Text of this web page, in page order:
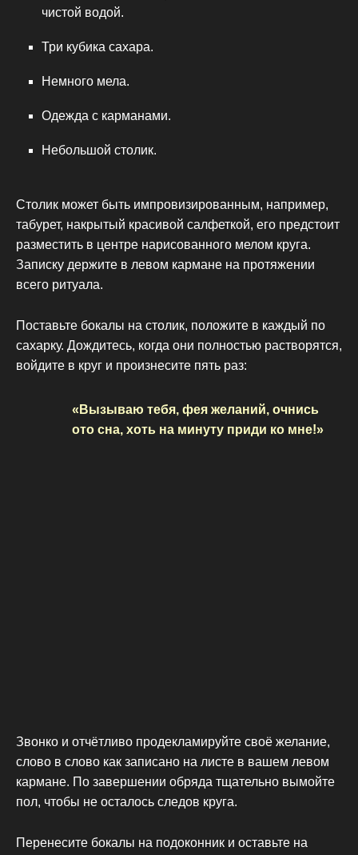
чистой водой.
Три кубика сахара.
Немного мела.
Одежда с карманами.
Небольшой столик.
Столик может быть импровизированным, например,
табурет, накрытый красивой салфеткой, его предстоит
разместить в центре нарисованного мелом круга.
Записку держите в левом кармане на протяжении
всего ритуала.
Поставьте бокалы на столик, положите в каждый по
сахарку. Дождитесь, когда они полностью растворятся,
войдите в круг и произнесите пять раз:
«Вызываю тебя, фея желаний, очнись
ото сна, хоть на минуту приди ко мне!»
Звонко и отчётливо продекламируйте своё желание,
слово в слово как записано на листе в вашем левом
кармане. По завершении обряда тщательно вымойте
пол, чтобы не осталось следов круга.
Перенесите бокалы на подоконник и оставьте на